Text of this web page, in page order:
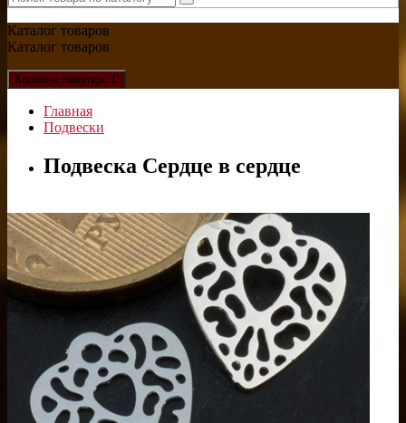
Каталог товаров
Каталог товаров
Корзина покупок: 0
Главная
Подвески
Подвеска Сердце в сердце